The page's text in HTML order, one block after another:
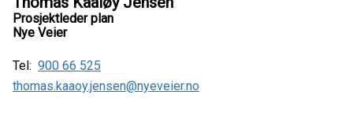
Prosjektleder plan
Nye Veier
Tel: 900 66 525
thomas.kaaoy.jensen@nyeveier.no